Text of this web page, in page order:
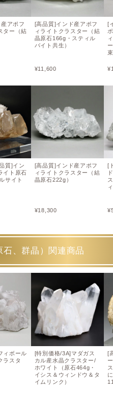
アポフ
ター（結
質]イン
イト原石
サイト
[高品質]インド産アポフ
ィライトクラスター（結
晶原石166g・スティル
バイト共生）
¥11,600
[高品質]インド産アポフ
ィライトクラスター（結
晶原石222g）
¥18,300
[
¥
[
¥
石、群晶）関連商品
ィボール
ラスタ
[特別価格/3A]マダガス
カル産水晶クラスター/
ホワイト（原石464g・
イシス＆ウィンドウ＆タ
イムリンク）
[